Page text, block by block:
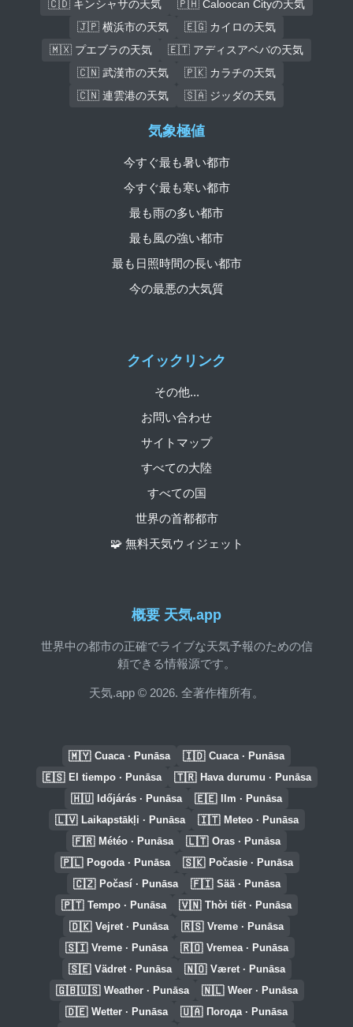
🇨🇩 キンシャサの天気
🇵🇭 Caloocan Cityの天気
🇯🇵 横浜市の天気
🇪🇬 カイロの天気
🇲🇽 プエブラの天気
🇪🇹 アディスアベバの天気
🇨🇳 武漢市の天気
🇵🇰 カラチの天気
🇨🇳 連雲港の天気
🇸🇦 ジッダの天気
概要 天気.app
世界中の都市の正確でライブな天気予報のための信
頼できる情報源です。
天気.app © 2026. 全著作権所有。
クイックリンク
その他...
お問い合わせ
サイトマップ
すべての大陸
すべての国
世界の首都都市
🧩 無料天気ウィジェット
気象極値
今すぐ最も暑い都市
今すぐ最も寒い都市
最も雨の多い都市
最も風の強い都市
最も日照時間の長い都市
今の最悪の大気質
🇲🇾 Cuaca · Punāsa 🇮🇩 Cuaca · Punāsa
🇪🇸 El tiempo · Punāsa 🇹🇷 Hava durumu · Punāsa
🇭🇺 Időjárás · Punāsa 🇪🇪 Ilm · Punāsa
🇱🇻 Laikapstākļi · Punāsa 🇮🇹 Meteo · Punāsa
🇫🇷 Météo · Punāsa 🇱🇹 Oras · Punāsa
🇵🇱 Pogoda · Punāsa 🇸🇰 Počasie · Punāsa
🇨🇿 Počasí · Punāsa 🇫🇮 Sää · Punāsa
🇵🇹 Tempo · Punāsa 🇻🇳 Thời tiết · Punāsa
🇩🇰 Vejret · Punāsa 🇷🇸 Vreme · Punāsa
🇸🇮 Vreme · Punāsa 🇷🇴 Vremea · Punāsa
🇸🇪 Vädret · Punāsa 🇳🇴 Været · Punāsa
🇬🇧🇺🇸 Weather · Punāsa 🇳🇱 Weer · Punāsa
🇩🇪 Wetter · Punāsa 🇺🇦 Погода · Punāsa